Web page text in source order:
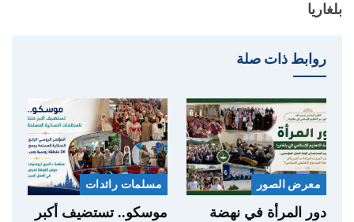
بلغاريا
روابط ذات صلة
معرض الصور
دور المرأة في نهضة
مسلمات رائدات
موسكو.. تستضيف أكبر